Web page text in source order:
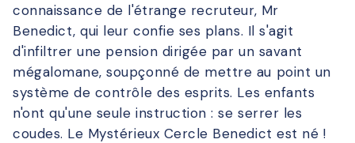
connaissance de l'étrange recruteur, Mr
Benedict, qui leur confie ses plans. Il s'agit
d'infiltrer une pension dirigée par un savant
mégalomane, soupçonné de mettre au point un
système de contrôle des esprits. Les enfants
n'ont qu'une seule instruction : se serrer les
coudes. Le Mystérieux Cercle Benedict est né !